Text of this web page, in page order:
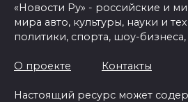
«Новости Ру» - российские и
мира авто, культуры, науки и
политики, спорта, шоу-
О проекте Контакты
Настоящий ресурс может